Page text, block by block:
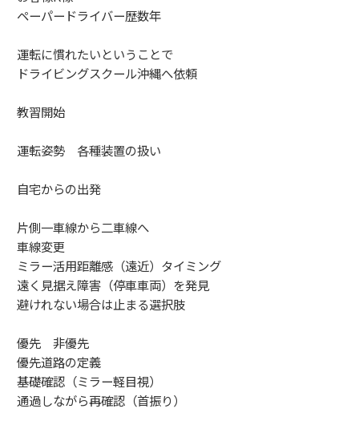
ペーパードライバー歴数年
運転に慣れたいということで
ドライビングスクール沖縄へ依頼
教習開始
運転姿勢 各種装置の扱い
自宅からの出発
片側一車線から二車線へ
車線変更
ミラー活用距離感（遠近）タイミング
遠く見据え障害（停車車両）を発見
避けれない場合は止まる選択肢
優先 非優先
優先道路の定義
基礎確認（ミラー軽目視）
通過しながら再確認（首振り）